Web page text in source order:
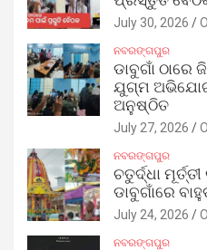
July 30, 2026
ନବରଙ୍ଗପୁର
ଡାବୁଗାଁ
ଯୁଗ୍ମ ଅଭିଯୋଗ
ଅନୁଷ୍ଠିତ
July 27, 2026
ନବରଙ୍ଗପୁର
ଚତୁର୍ଦ୍ଧା
ଡାବୁଗାଁରେ
July 24, 2026
ନବରଙ୍ଗପୁର